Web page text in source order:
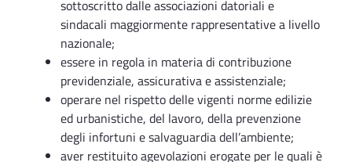
sottoscritto dalle associazioni datoriali e
sindacali maggiormente rappresentative a livello
nazionale;
essere in regola in materia di contribuzione
previdenziale, assicurativa e assistenziale;
operare nel rispetto delle vigenti norme edilizie
ed urbanistiche, del lavoro, della prevenzione
degli infortuni e salvaguardia dell’ambiente;
aver restituito agevolazioni erogate per le quali è